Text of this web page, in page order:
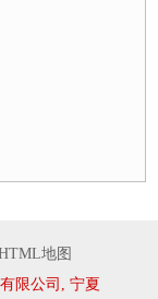
地图
限公司, 宁夏